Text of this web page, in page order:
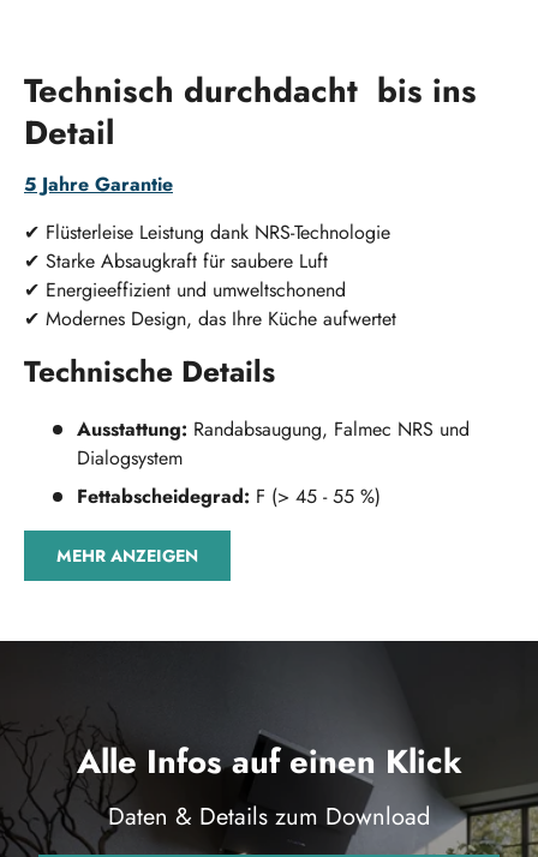
Technisch durchdacht bis ins
Detail
5 Jahre Garantie
✔ Flüsterleise Leistung dank NRS-Technologie
✔ Starke Absaugkraft für saubere Luft
✔ Energieeffizient und umweltschonend
✔ Modernes Design, das Ihre Küche aufwertet
Technische Details
Ausstattung: Randabsaugung, Falmec NRS und
Dialogsystem
Fettabscheidegrad: F (> 45 - 55 %)
Breite:175 cm
Motorleistung:800 m3/h
Lautstärke:
37 - 46 dB(A)
Geruchsfilter inkl.:nein
Steuerung: Elektronik Tastenfeld
Motor inkl.:
MEHR ANZEIGEN
Alle Infos auf einen Klick
Daten & Details zum Download